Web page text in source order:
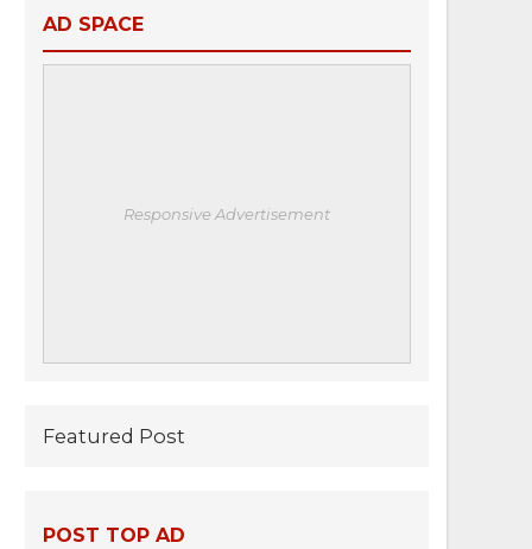
AD SPACE
Responsive Advertisement
Featured Post
POST TOP AD